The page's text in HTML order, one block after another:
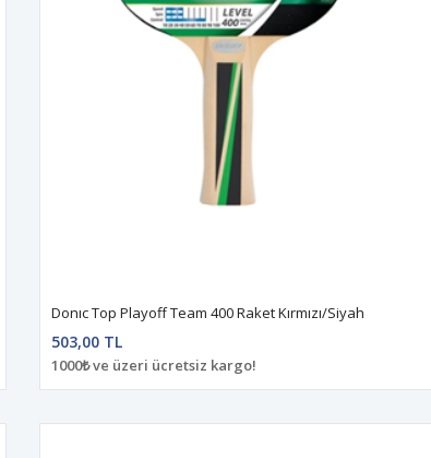
Donıc Top Playoff Team 400 Raket Kırmızı/Siyah
503,00 TL
1000₺ ve üzeri ücretsiz kargo!